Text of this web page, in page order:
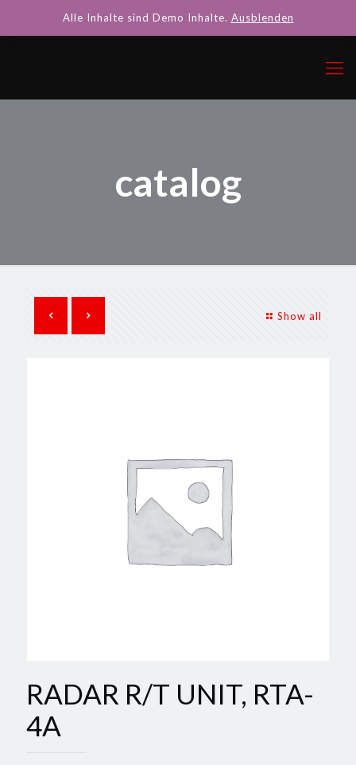
catalog
Show all
RADAR R/T UNIT, RTA-
4A
Alle Inhalte sind Demo Inhalte. Ausblenden